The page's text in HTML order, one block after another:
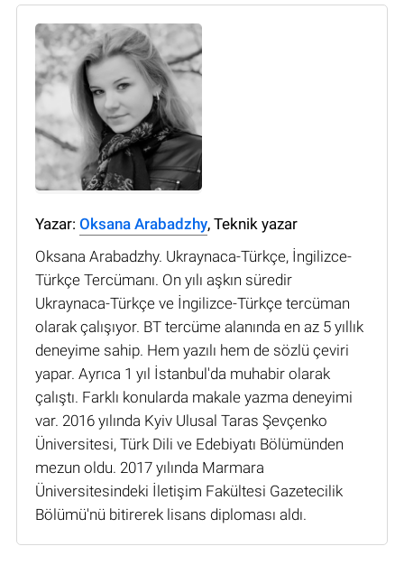
Yazar: Oksana Arabadzhy, Teknik yazar
Oksana Arabadzhy. Ukraynaca-Türkçe, İngilizce-
Türkçe Tercümanı. On yılı aşkın süredir
Ukraynaca-Türkçe ve İngilizce-Türkçe tercüman
olarak çalışıyor. BT tercüme alanında en az 5 yıllık
deneyime sahip. Hem yazılı hem de sözlü çeviri
yapar. Ayrıca 1 yıl İstanbul'da muhabir olarak
çalıştı. Farklı konularda makale yazma deneyimi
var. 2016 yılında Kyiv Ulusal Taras Şevçenko
Üniversitesi, Türk Dili ve Edebiyatı Bölümünden
mezun oldu. 2017 yılında Marmara
Üniversitesindeki İletişim Fakültesi Gazetecilik
Bölümü'nü bitirerek lisans diploması aldı.